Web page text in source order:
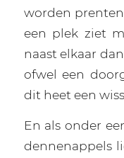
worden
een plek ziet
naast elkaar
ofwel een
dit heet een
En als onder
dennenappels